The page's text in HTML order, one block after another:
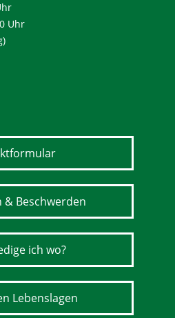
Uhr
& Beschwerden
ich wo?
Lebenslagen